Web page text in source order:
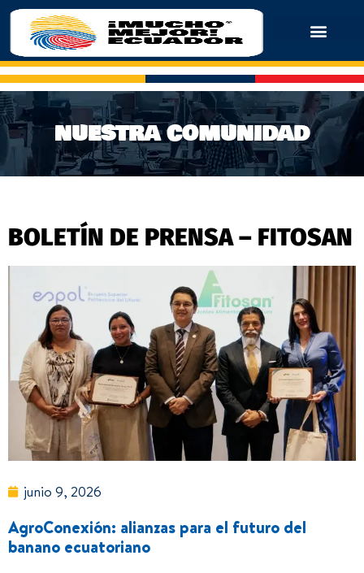
NUESTRA COMUNIDAD
BOLETÍN DE PRENSA – FITOSAN
junio 9, 2026
AgroConexión: alianzas para el futuro del
banano ecuatoriano